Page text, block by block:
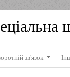
зв'язок